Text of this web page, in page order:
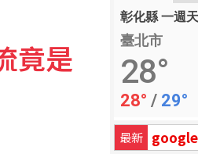
彰化縣 一週
臺北市
28°
28° / 29°
最新
竟是